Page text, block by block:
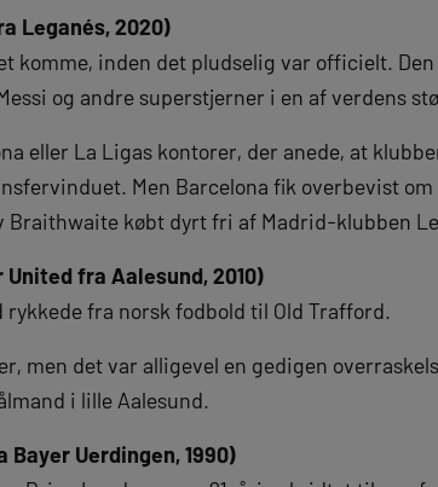
Leganés, 2020)
komme, inden det pludselig var officielt.
og andre superstjerner i en af verdens
eller La Ligas kontorer, der anede, at
Men Barcelona fik overbevist om
Braithwaite købt dyrt fri af Madrid-klubben
fra Aalesund, 2010)
fra norsk fodbold til Old Trafford.
men det var alligevel en gedigen
i lille Aalesund.
Bayer Uerdingen, 1990)